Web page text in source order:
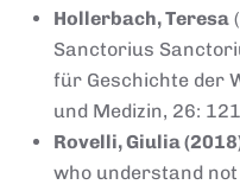
Hollerbach, Teresa
Sanctorius
für Geschichte der
und Medizin, 26:
Rovelli, Giulia
who understand not